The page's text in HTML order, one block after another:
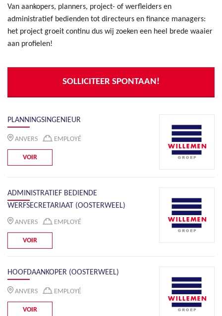
Van aankopers, planners, project- of werfleiders en
administratief bedienden tot directeurs en finance managers:
het project groeit continu dus wij zoeken een heel brede waaier
aan profielen!
SOLLICITEER SPONTAAN!
PLANNINGSINGENIEUR
ANVERS EMPLOYÉ
VOIR
ADMINISTRATIEF BEDIENDE
WERFSECRETARIAAT (OOSTERWEEL)
ANVERS EMPLOYÉ
VOIR
HOOFDAANKOPER (OOSTERWEEL)
ANVERS EMPLOYÉ
VOIR